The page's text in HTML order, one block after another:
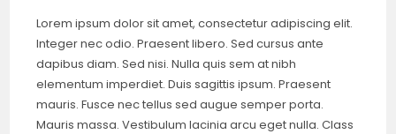
Lorem ipsum dolor sit amet, consectetur adipiscing elit.
Integer nec odio. Praesent libero. Sed cursus ante
dapibus diam. Sed nisi. Nulla quis sem at nibh
elementum imperdiet. Duis sagittis ipsum. Praesent
mauris. Fusce nec tellus sed augue semper porta.
Mauris massa. Vestibulum lacinia arcu eget nulla. Class